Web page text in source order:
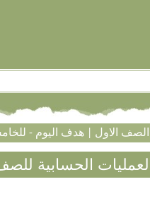
|
الحسابية